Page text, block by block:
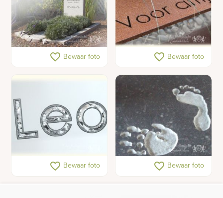
Klassieke witte
favorite_border Bewaar foto Cortenstaal - detail
favorite_border Bewaar foto
Letters in glasplaat
favorite_border Bewaar foto
Hand- en voetafdruk in
natuursteen
favorite_border Bewaar foto